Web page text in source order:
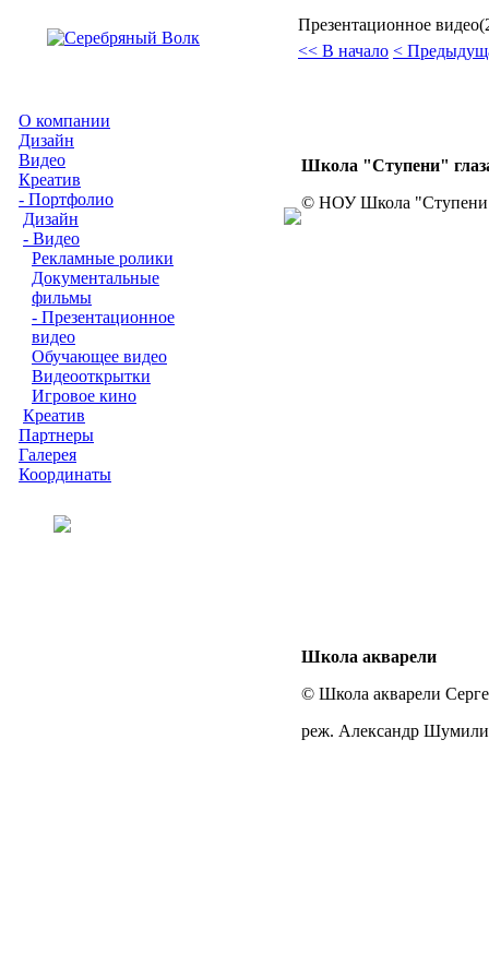
О компании
Дизайн
Видео
Креатив
- Портфолио
Дизайн
- Видео
Рекламные ролики
Документальные
фильмы
- Презентационное
видео
Обучающее видео
Видеооткрытки
Игровое кино
Креатив
Партнеры
Галерея
Координаты
Презентационное
<< В начало <
Школа "Ступени"
© НОУ Школа
Школа акварели
© Школа акварели
реж. Александр